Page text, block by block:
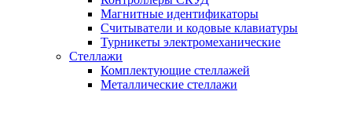
Магнитные идентификаторы
Считыватели и кодовые клавиатуры
Турникеты электромеханические
Стеллажи
Комплектующие стеллажей
Металлические стеллажи